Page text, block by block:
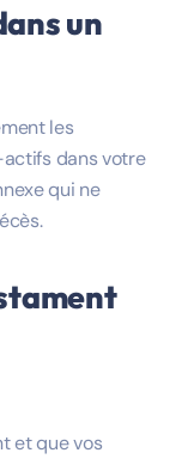
un
les
dans votre
qui ne
et que vos